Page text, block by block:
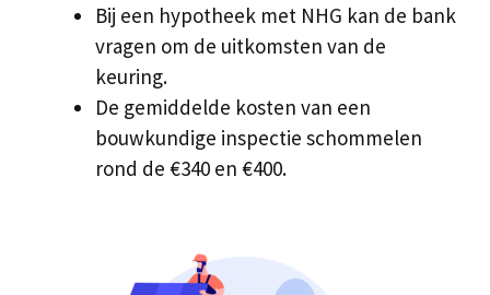
Bij een hypotheek met NHG kan de bank
vragen om de uitkomsten van de
keuring.
De gemiddelde kosten van een
bouwkundige inspectie schommelen
rond de €340 en €400.